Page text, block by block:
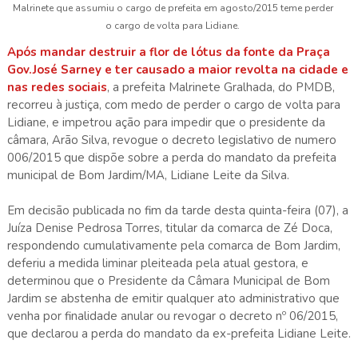
Malrinete que assumiu o cargo de prefeita em agosto/2015 teme perder
o cargo de volta para Lidiane.
Após mandar destruir a flor de lótus da fonte da Praça
Gov.José Sarney e ter causado a maior revolta na cidade e
nas redes sociais, a prefeita Malrinete Gralhada, do PMDB,
recorreu à justiça, com medo de perder o cargo de volta para
Lidiane, e impetrou ação para impedir que o presidente da
câmara, Arão Silva, revogue o decreto legislativo de numero
006/2015 que dispõe sobre a perda do mandato da prefeita
municipal de Bom Jardim/MA, Lidiane Leite da Silva.
Em decisão publicada no fim da tarde desta quinta-feira (07), a
Juíza Denise Pedrosa Torres, titular da comarca de Zé Doca,
respondendo cumulativamente pela comarca de Bom Jardim,
deferiu a medida liminar pleiteada pela atual gestora, e
determinou que o Presidente da Câmara Municipal de Bom
Jardim se abstenha de emitir qualquer ato administrativo que
venha por finalidade anular ou revogar o decreto nº 06/2015,
que declarou a perda do mandato da ex-prefeita Lidiane Leite.